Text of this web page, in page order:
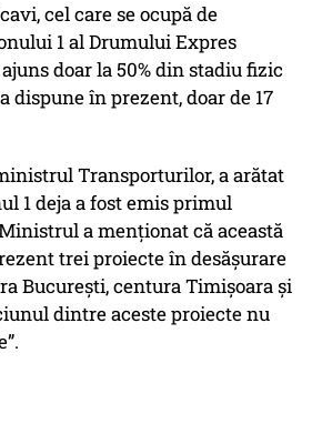
cel care se ocupă de
1 al Drumului Expres
doar la 50% din stadiu fizic
dispune în prezent, doar de 17
Transporturilor, a arătat
1 deja a fost emis primul
a menţionat că această
trei proiecte în desăşurare
Bucureşti, centura Timişoara şi
dintre aceste proiecte nu